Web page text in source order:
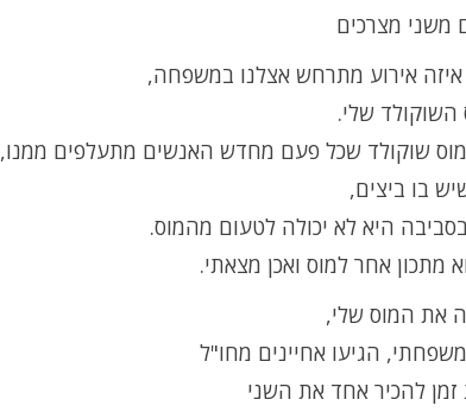
משני מצרכים
אירוע מתרחש אצלנו במשפחה,
שלי.
מוס שוקולד שכל פעם מחדש האנשים מתעלפים ממנו,
בו ביצים,
היא לא יכולה לטעום מהמוס.
מתכון אחר למוס ואכן מצאתי.
את המוס שלי,
הגיעו אחיינים מחו"ל
להכיר אחד את השני